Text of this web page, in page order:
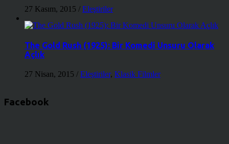
27 Kasım, 2015 / Eleştiriler
The Gold Rush (1925): Bir Komedi Unsuru Olarak
Açlık
27 Nisan, 2015 / Eleştiriler, Klasik Filmler
Facebook